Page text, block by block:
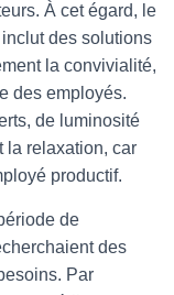
À cet égard, le
des solutions
la convivialité,
des employés.
de luminosité
la relaxation, car
productif.
de
des
Par